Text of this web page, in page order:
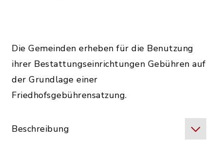
Die Gemeinden erheben für die Benutzung
ihrer Bestattungseinrichtungen Gebühren auf
der Grundlage einer
Friedhofsgebührensatzung.
Beschreibung